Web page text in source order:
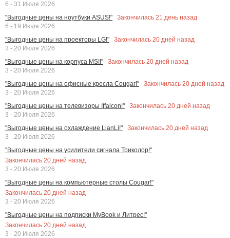
6 - 31 Июля 2026
"Выгодные цены на ноутбуки ASUS!"
Закончилась 21 день назад
6 - 19 Июля 2026
"Выгодные цены на проекторы LG!"
Закончилась 20 дней назад
3 - 20 Июля 2026
"Выгодные цены на корпуса MSI!"
Закончилась 20 дней назад
3 - 20 Июля 2026
"Выгодные цены на офисные кресла Cougar!"
Закончилась 20 дней назад
3 - 20 Июля 2026
"Выгодные цены на телевизоры Iffalcon!"
Закончилась 20 дней назад
3 - 20 Июля 2026
"Выгодные цены на охлаждение LianLi!"
Закончилась 20 дней назад
3 - 20 Июля 2026
"Выгодные цены на усилители сигнала Триколор!"
Закончилась 20 дней назад
3 - 20 Июля 2026
"Выгодные цены на компьютерные столы Cougar!"
Закончилась 20 дней назад
3 - 20 Июля 2026
"Выгодные цены на подписки MyBook и Литрес!"
Закончилась 20 дней назад
3 - 20 Июля 2026